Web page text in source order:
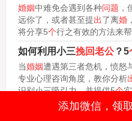
婚姻中难免会遇到各种问题 ，
远你了，或者甚至提出了离婚
将分享5个行之有效的方法来
如何利用小三挽回老公？5
当婚姻遭遇第三者危机，愤怒
专业心理咨询角度，教你分析
识别小三吸引力，并提供5个
婚姻重建技巧，帮助你理性
添加微信，领